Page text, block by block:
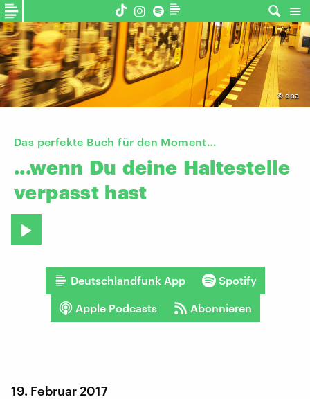
© dpa
Das perfekte Buch für den Moment…
...wenn Du deine Haltestelle
verpasst hast
Deutschlandfunk App Spotify
Apple Podcasts Abonnieren
19. Februar 2017